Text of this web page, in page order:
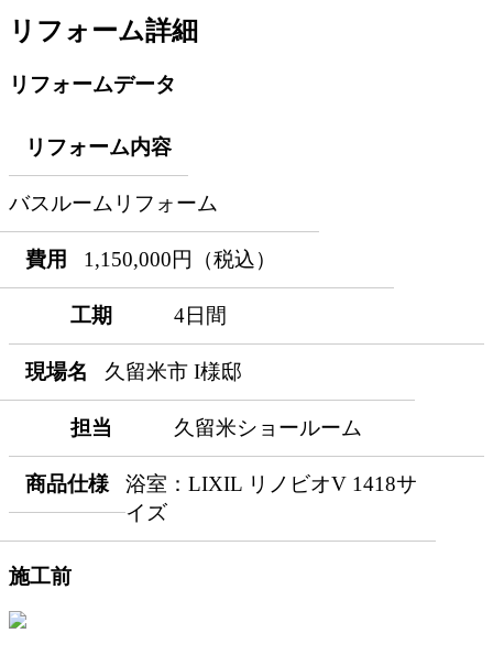
リフォーム詳細
リフォームデータ
リフォーム内容
バスルームリフォーム
費用 1,150,000円（税込）
工期 4日間
現場名 久留米市 I様邸
担当 久留米ショールーム
商品仕様
浴室：LIXIL リノビオV 1418サ
イズ
施工前